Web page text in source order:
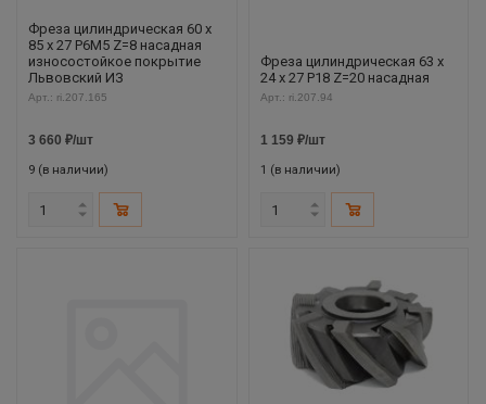
Фреза цилиндрическая 60 х
85 х 27 Р6М5 Z=8 насадная
износостойкое покрытие
Львовский ИЗ
Арт.: ri.207.165
3 660 ₽/шт
9 (в наличии)
Фреза цилиндрическая 63 х
24 х 27 Р18 Z=20 насадная
Арт.: ri.207.94
1 159 ₽/шт
1 (в наличии)